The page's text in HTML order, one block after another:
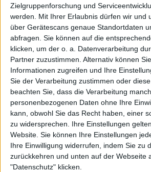
Zielgruppenforschung und
werden.
Mit Ihrer Erlaubnis dürfen wir und
über Gerätescans genaue Standortdaten
abfragen. Sie können auf die
klicken, um der o. a. Datenverarbeitung
Partner zuzustimmen. Alternativ können
Informationen zugreifen und Ihre
Sie der Verarbeitung zustimmen oder diese
beachten Sie, dass die Verarbeitung
personenbezogenen Daten ohne Ihre
kann, obwohl Sie das Recht haben, einer
zu widersprechen. Ihre Einstellungen
Website. Sie können Ihre Einstellungen
Ihre Einwilligung widerrufen, indem Sie zu
zurückkehren und unten auf der Webseite
"Datenschutz" klicken.
sich 13 Grand-Slam-Titel im
gewann den Karriere-Grand-
Damendoppel:Australian
Natasha Zvereva), 1998, 1999,
mit verschiedenen
1998 (mit Jana
Helena Suková), 1998 (mit
(mit Sania Mirza)US Open:
Jana Novotná), 2017 (mit
Australian Open: 1997 (mit
1998, 1999, 2002, 2016 (alle
Partnern)
French Open: 1998 (mit Jana
Wimbledon: 1996 (mit Helena